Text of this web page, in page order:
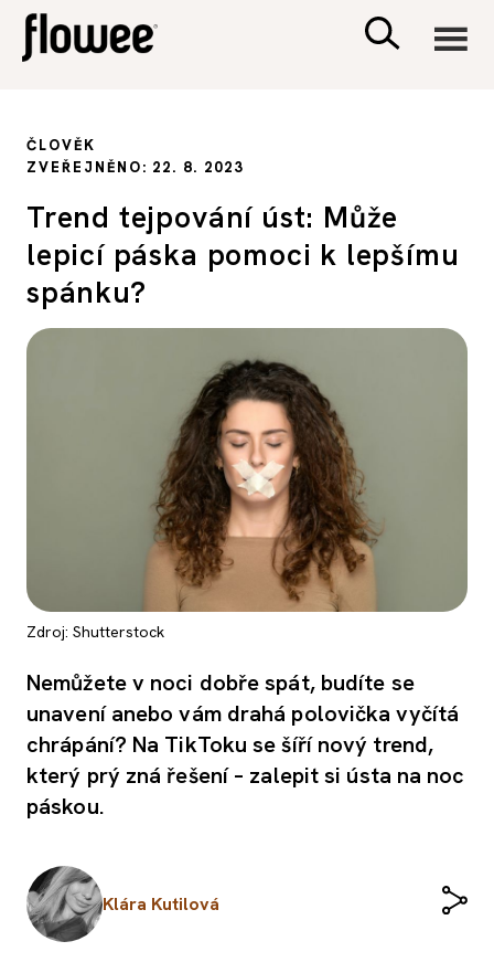
PSYCHOLOGIE
SEX A VZTAHY
PORADNA
ČLOVĚK
ZVEŘEJNĚNO: 22. 8. 2023
Trend tejpování úst: Může
lepicí páska pomoci k lepšímu
spánku?
Zdroj: Shutterstock
Nemůžete v noci dobře spát, budíte se
unavení anebo vám drahá polovička vyčítá
chrápání? Na TikToku se šíří nový trend,
který prý zná řešení – zalepit si ústa na noc
páskou.
Klára Kutilová